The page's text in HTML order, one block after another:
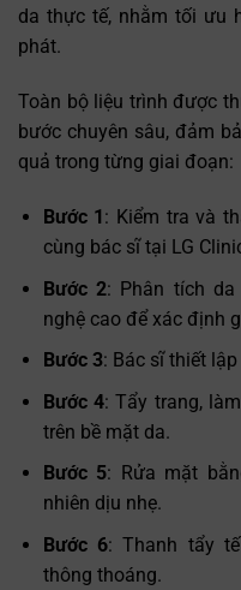
da thực tế, nhằm tối ưu
phát.
Toàn bộ liệu trình được
bước chuyên sâu, đảm
quả trong từng giai đoạn:
Bước 1 : Kiểm tra và
cùng bác sĩ tại LG
Bước 2: Phân tích da
nghệ cao để xác định
Bước 3: Bác sĩ thiết
Bước 4: Tẩy trang,
trên bề mặt da.
Bước 5: Rửa mặt
nhiên dịu nhẹ.
Bước 6: Thanh tẩy
thông thoáng.